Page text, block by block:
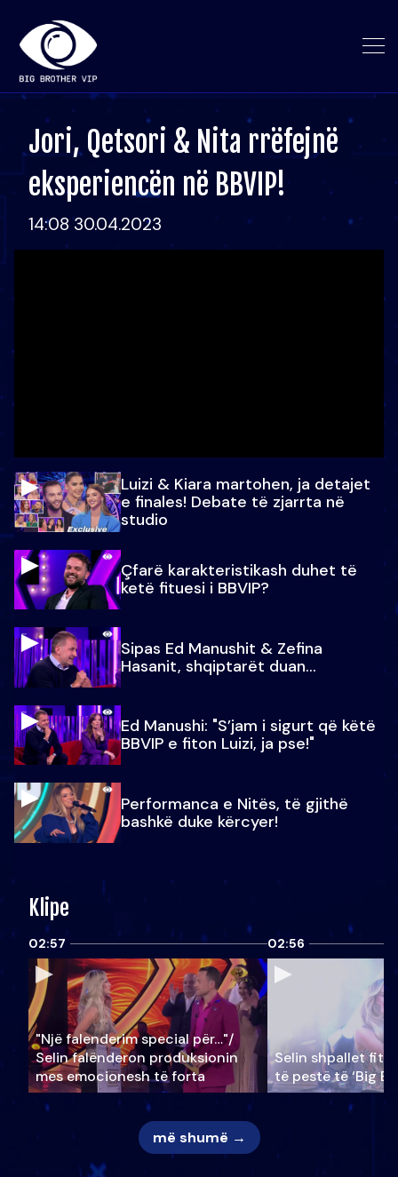
Jori, Qetsori & Nita rrëfejnë
eksperiencën në BBVIP!
14:08 30.04.2023
Luizi & Kiara martohen, ja detajet
e finales! Debate të zjarrta në
studio
Çfarë karakteristikash duhet të
ketë fituesi i BBVIP?
Sipas Ed Manushit & Zefina
Hasanit, shqiptarët duan...
Ed Manushi: "S’jam i sigurt që këtë
BBVIP e fiton Luizi, ja pse!"
Performanca e Nitës, të gjithë
bashkë duke kërcyer!
Klipe
02:57
"Një falenderim special për…"/
Selin falënderon produksionin
mes emocionesh të forta
02:56
Selin shpallet
të pestë të ‘Big
më shumë →